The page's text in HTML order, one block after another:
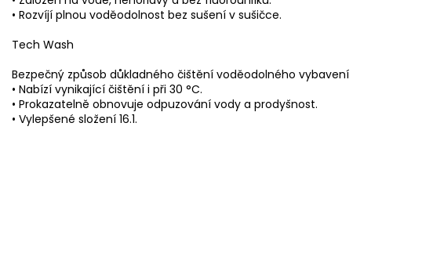
• Rozvíjí plnou voděodolnost bez sušení v sušičce.
Tech Wash
Bezpečný způsob důkladného čištění voděodolného vybavení
• Nabízí vynikající čištění i při 30 °C.
• Prokazatelně obnovuje odpuzování vody a prodyšnost.
• Vylepšené složení 16.1.